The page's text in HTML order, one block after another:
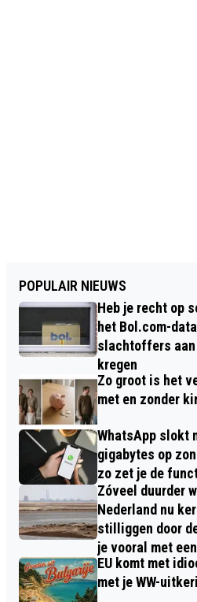
POPULAIR NIEUWS
Heb je recht op
het Bol.com-
slachtoffers
kregen
Zo groot is het
met en zonder
WhatsApp slokt
gigabytes op
zo zet je de
Zóveel duurder
Nederland nu
stilliggen door
je vooral met
EU komt met
met je WW-